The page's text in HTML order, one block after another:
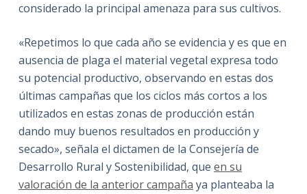
considerado la principal amenaza para sus cultivos.
«Repetimos lo que cada año se evidencia y es que en
ausencia de plaga el material vegetal expresa todo
su potencial productivo, observando en estas dos
últimas campañas que los ciclos más cortos a los
utilizados en estas zonas de producción están
dando muy buenos resultados en producción y
secado», señala el dictamen de la Consejería de
Desarrollo Rural y Sostenibilidad, que en su
valoración de la anterior campaña ya planteaba la